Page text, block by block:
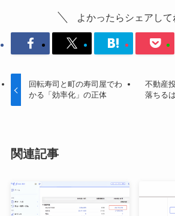
よかったらシェアして
回転寿司と町の寿司屋でわ
かる「効率化」の正体
不動産
落ちる
関連記事